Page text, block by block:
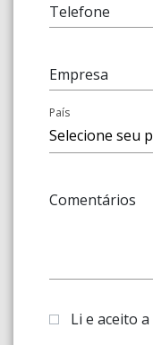
Telefone
Empresa
País
Comentários
Li e aceito a